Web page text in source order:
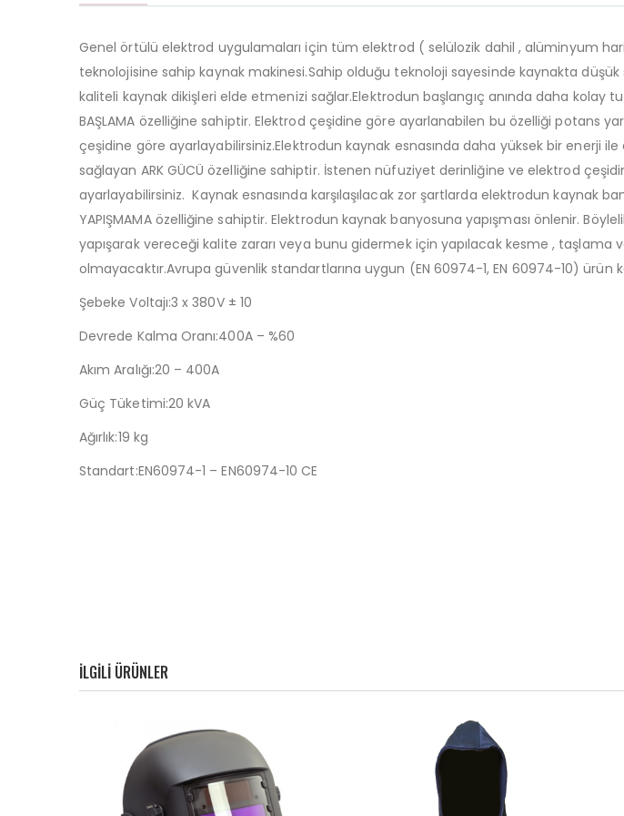
Genel örtülü elektrod uygulamaları için tüm elektrod ( selülozik dahil , alüminyum
teknolojisine sahip kaynak makinesi.Sahip olduğu teknoloji sayesinde kaynakta düşük
kaliteli kaynak dikişleri elde etmenizi sağlar.Elektrodun başlangıç anında daha kolay
BAŞLAMA özelliğine sahiptir. Elektrod çeşidine göre ayarlanabilen bu özelliği potans
çeşidine göre ayarlayabilirsiniz.Elektrodun kaynak esnasında daha yüksek bir enerji
sağlayan ARK GÜCÜ özelliğine sahiptir. İstenen nüfuziyet derinliğine ve elektrod
ayarlayabilirsiniz. Kaynak esnasında karşılaşılacak zor şartlarda elektrodun kaynak
YAPIŞMAMA özelliğine sahiptir. Elektrodun kaynak banyosuna yapışması önlenir.
yapışarak vereceği kalite zararı veya bunu gidermek için yapılacak kesme , taşlama
olmayacaktır.Avrupa güvenlik standartlarına uygun (EN 60974-1, EN 60974-10) ürün
Şebeke Voltajı:3 x 380V ± 10
Devrede Kalma Oranı:400A – %60
Akım Aralığı:20 – 400A
Güç Tüketimi:20 kVA
Ağırlık:19 kg
Standart:EN60974-1 – EN60974-10 CE
ILGILI ÜRÜNLER